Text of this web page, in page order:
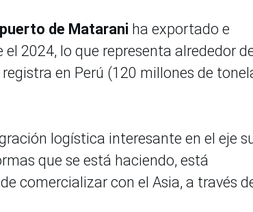
puerto de Matarani ha exportado e
2024, lo que representa alrededor
en Perú (120 millones de
logística interesante en el eje
que se está haciendo, está
comercializar con el Asia, a través